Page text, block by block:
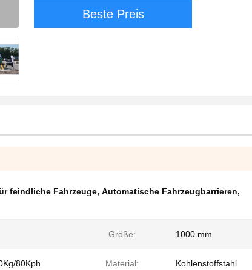
Beste Preis
feindliche Fahrzeuge, Automatische Fahrzeugbarrieren,
Größe: 1000 mm
80Kph Material: Kohlenstoffstahl